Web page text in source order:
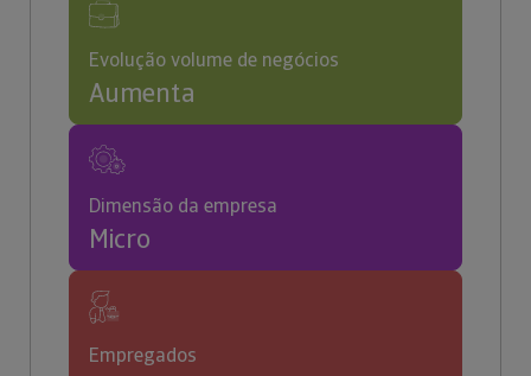
Evolução volume de negócios
Aumenta
Dimensão da empresa
Micro
Empregados